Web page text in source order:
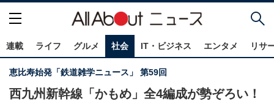
連載 ライフ グルメ 社会 IT・ビジネス エンタメ リサ
恵比寿始発「鉄道雑学ニュース」 第59回
西九州新幹線「かもめ」全4編成が勢ぞろい！